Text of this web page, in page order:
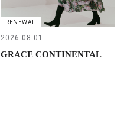
RENEWAL
2026.08.01
GRACE CONTINENTAL